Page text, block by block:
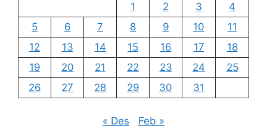
1
2 3
4
5
6 7 8 9 10
11
12
13 14 15 16 17
18
19
20 21 22 23 24
25
26
27 28 29 30 31
« Des Feb »